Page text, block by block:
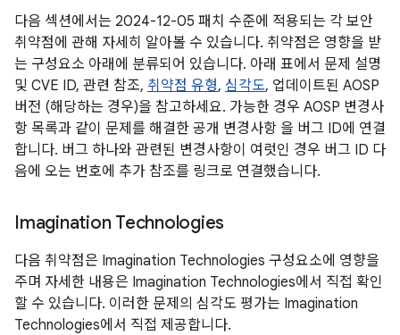
다음 섹션에서는 2024-12-05 패치 수준에 적용되는 각 보안
취약점에 관해 자세히 알아볼 수 있습니다. 취약점은 영향을 받
는 구성요소 아래에 분류되어 있습니다. 아래 표에서 문제 설명
및 CVE ID, 관련 참조, 취약점 유형, 심각도, 업데이트된 AOSP
버전 (해당하는 경우)을 참고하세요. 가능한 경우 AOSP 변경사
항 목록과 같이 문제를 해결한 공개 변경사항 을 버그 ID에 연결
합니다. 버그 하나와 관련된 변경사항이 여럿인 경우 버그 ID 다
음에 오는 번호에 추가 참조를 링크로 연결했습니다.
Imagination Technologies
다음 취약점은 Imagination Technologies 구성요소에 영향을
주며 자세한 내용은 Imagination Technologies에서 직접 확인
할 수 있습니다. 이러한 문제의 심각도 평가는 Imagination
Technologies에서 직접 제공합니다.